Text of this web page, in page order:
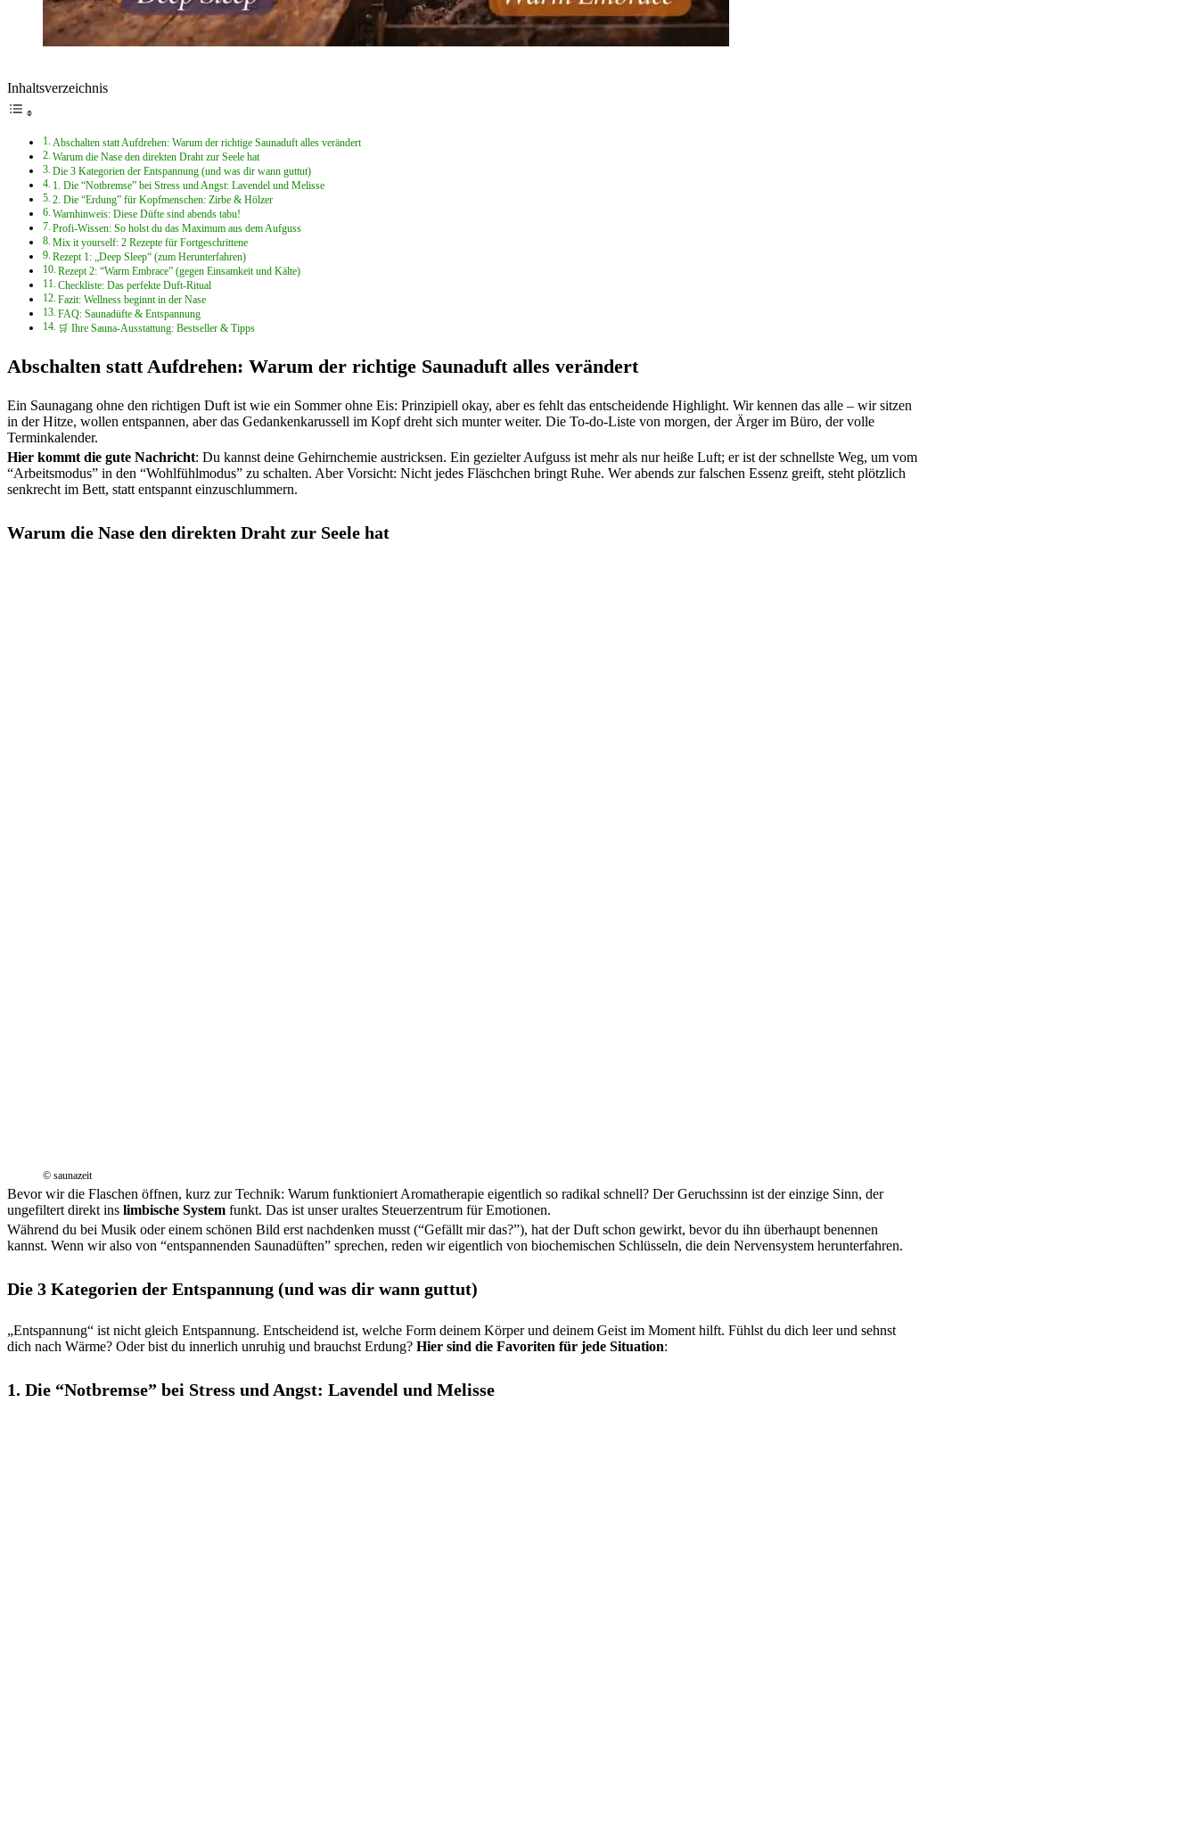
Inhaltsverzeichnis
Abschalten statt Aufdrehen: Warum der richtige Saunaduft alles verändert
Warum die Nase den direkten Draht zur Seele hat
Die 3 Kategorien der Entspannung (und was dir wann guttut)
1. Die “Notbremse” bei Stress und Angst: Lavendel und Melisse
2. Die “Erdung” für Kopfmenschen: Zirbe & Hölzer
Warnhinweis: Diese Düfte sind abends tabu!
Profi-Wissen: So holst du das Maximum aus dem Aufguss
Mix it yourself: 2 Rezepte für Fortgeschrittene
Rezept 1: „Deep Sleep“ (zum Herunterfahren)
Rezept 2: “Warm Embrace” (gegen Einsamkeit und Kälte)
Checkliste: Das perfekte Duft-Ritual
Fazit: Wellness beginnt in der Nase
FAQ: Saunadüfte & Entspannung
🛒 Ihre Sauna-Ausstattung: Bestseller & Tipps
Abschalten statt Aufdrehen: Warum der richtige Saunaduft alles verändert
Ein Saunagang ohne den richtigen Duft ist wie ein Sommer ohne Eis: Prinzipiell okay, aber es fehlt das entscheidende Highlight. Wir kennen das alle – wir sitzen
in der Hitze, wollen entspannen, aber das Gedankenkarussell im Kopf dreht sich munter weiter. Die To-do-Liste von morgen, der Ärger im Büro, der volle
Terminkalender.
Hier kommt die gute Nachricht: Du kannst deine Gehirnchemie austricksen. Ein gezielter Aufguss ist mehr als nur heiße Luft; er ist der schnellste Weg, um vom
“Arbeitsmodus” in den “Wohlfühlmodus” zu schalten. Aber Vorsicht: Nicht jedes Fläschchen bringt Ruhe. Wer abends zur falschen Essenz greift, steht plötzlich
senkrecht im Bett, statt entspannt einzuschlummern.
Warum die Nase den direkten Draht zur Seele hat
© saunazeit
Bevor wir die Flaschen öffnen, kurz zur Technik: Warum funktioniert Aromatherapie eigentlich so radikal schnell? Der Geruchssinn ist der einzige Sinn, der
ungefiltert direkt ins limbische System funkt. Das ist unser uraltes Steuerzentrum für Emotionen.
Während du bei Musik oder einem schönen Bild erst nachdenken musst (“Gefällt mir das?”), hat der Duft schon gewirkt, bevor du ihn überhaupt benennen
kannst. Wenn wir also von “entspannenden Saunadüften” sprechen, reden wir eigentlich von biochemischen Schlüsseln, die dein Nervensystem herunterfahren.
Die 3 Kategorien der Entspannung (und was dir wann guttut)
„Entspannung“ ist nicht gleich Entspannung. Entscheidend ist, welche Form deinem Körper und deinem Geist im Moment hilft. Fühlst du dich leer und sehnst
dich nach Wärme? Oder bist du innerlich unruhig und brauchst Erdung? Hier sind die Favoriten für jede Situation:
1. Die “Notbremse” bei Stress und Angst: Lavendel und Melisse